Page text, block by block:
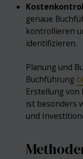
genaue
kontrollieren
identifizieren.
Planung und
Buchführung
Erstellung von
ist besonders
und